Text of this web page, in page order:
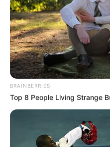
ΤΑ ΠΙΟ
BRAINBERRIES
Top 8 People Living Strange